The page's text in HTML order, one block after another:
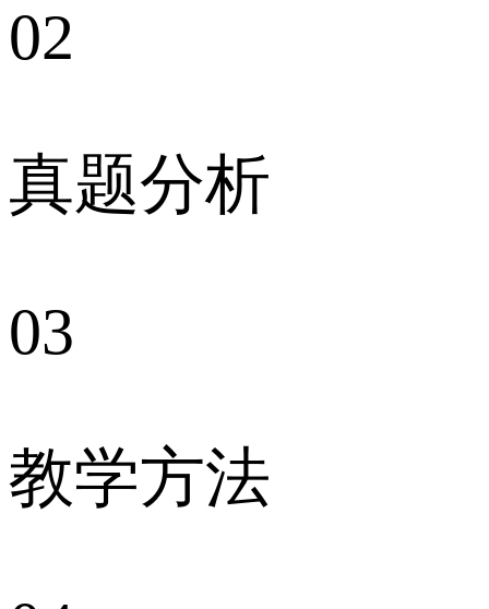
02
真题分析
03
教学方法